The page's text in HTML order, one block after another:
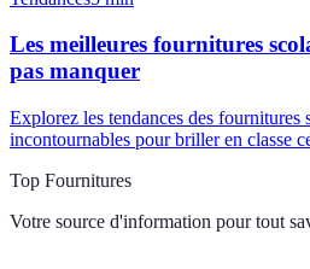
Les meilleures fournitures
pas manquer
Explorez les tendances des fournitures
incontournables pour briller en classe
Top Fournitures
Votre source d'information pour tout